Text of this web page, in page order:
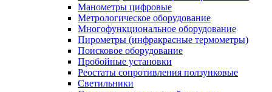
Манометры цифровые
Метрологическое оборудование
Многофункциональное оборудование
Пирометры (инфракрасные термометры)
Поисковое оборудование
Пробойные установки
Реостаты сопротивления ползунковые
Светильники